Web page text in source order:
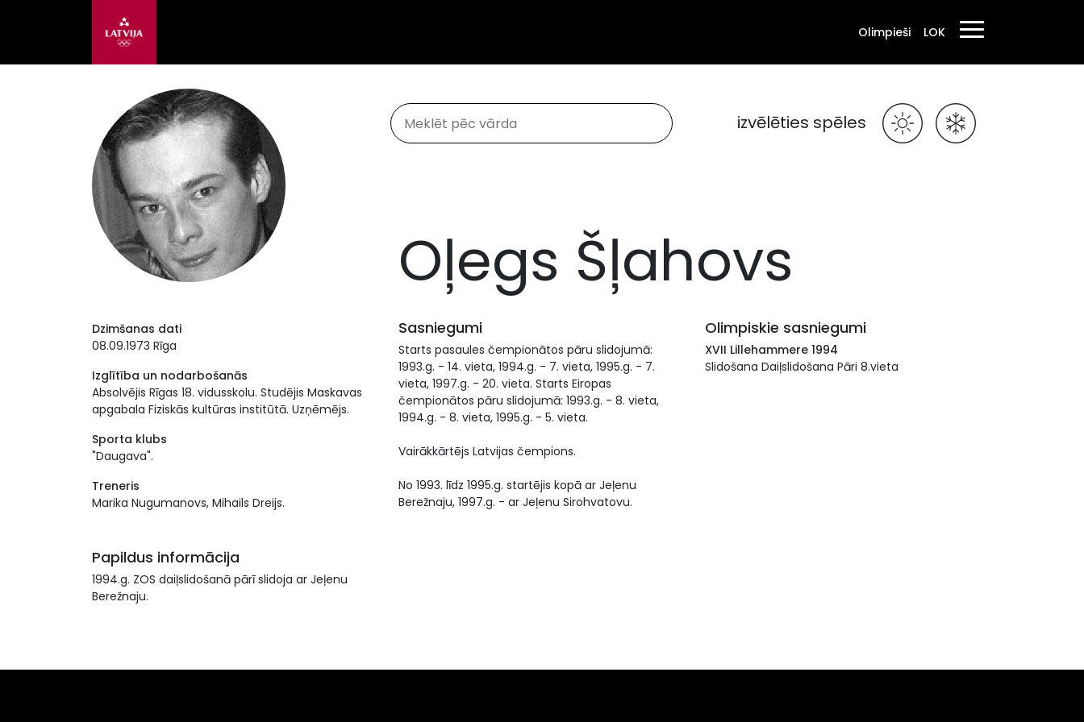
Olimpieši LOK
izvēlēties spēles
Oļegs Šļahovs
Dzimšanas dati
08.09.1973 Rīga
Izglītība un nodarbošanās
Absolvējis Rīgas 18. vidusskolu. Studējis Maskavas
apgabala Fiziskās kultūras institūtā. Uzņēmējs.
Sporta klubs
"Daugava".
Treneris
Marika Nugumanovs, Mihails Dreijs.
Papildus informācija
1994.g. ZOS daiļslidošanā pārī slidoja ar Jeļenu
Berežnaju.
Sasniegumi
Starts pasaules čempionātos pāru slidojumā:
1993.g. - 14. vieta, 1994.g. - 7. vieta, 1995.g. - 7.
vieta, 1997.g. - 20. vieta. Starts Eiropas
čempionātos pāru slidojumā: 1993.g. - 8. vieta,
1994.g. - 8. vieta, 1995.g. - 5. vieta.
Vairākkārtējs Latvijas čempions.
No 1993. līdz 1995.g. startējis kopā ar Jeļenu
Berežnaju, 1997.g. - ar Jeļenu Sirohvatovu.
Olimpiskie sasniegumi
XVII Lillehammere 1994
Slidošana Daiļslidošana Pāri 8.vieta